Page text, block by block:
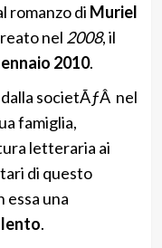
romanzo di Muriel
nel 2008, il
2010.
societÃƒÂ nel
famiglia,
letteraria ai
di questo
essa una
.